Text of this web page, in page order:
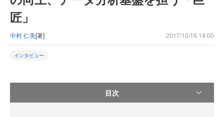
匠」
中村 仁美[著] 2017/10/16 14:00
インタビュー
目次